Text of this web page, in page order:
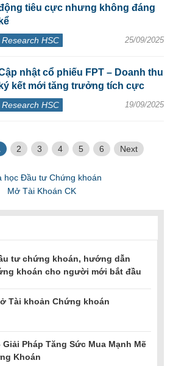
tiêu cực nhưng không đáng
kể
Research HSC 25/09/2025
nhật cổ phiếu FPT – Doanh thu
ký kết mới tăng trưởng tích cực
Research HSC 19/09/2025
2 3 4 5 6 Next
tư chứng khoán, hướng dẫn
khoán cho người mới bắt đầu
Tài khoản Chứng khoán
Giải Pháp Tăng Sức Mua Mạnh Mẽ
Khoán